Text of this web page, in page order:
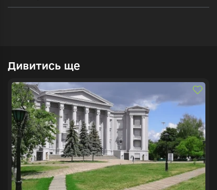
Продовжити з email
Дивитись ще